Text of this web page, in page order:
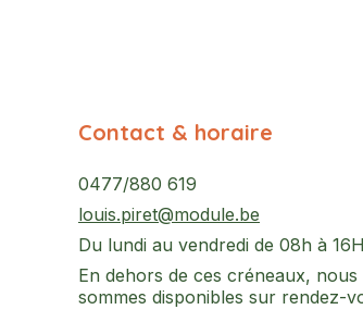
Contact & horaire
0477/880 619
louis.piret@module.be
Du lundi au vendredi de 08h à 16H
En dehors de ces créneaux, nous
sommes disponibles sur rendez-